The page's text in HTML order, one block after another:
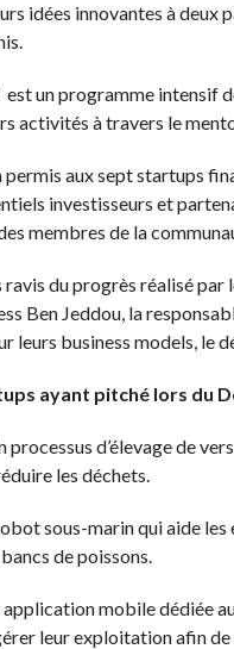
idées innovantes à deux
est un programme intensif
activités à travers le
permis aux sept startups
investisseurs et
membres de la
ravis du progrès réalisé
Ben Jeddou, la
leurs business models, le
ayant pitché lors du
processus d’élevage de
les déchets.
sous-marin qui aide
de poissons.
application mobile dédiée
leur exploitation afin de